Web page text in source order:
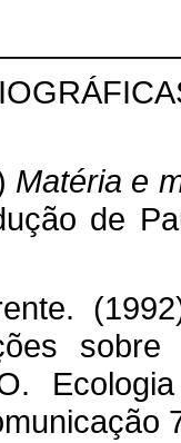
Matéria e
de
sobre